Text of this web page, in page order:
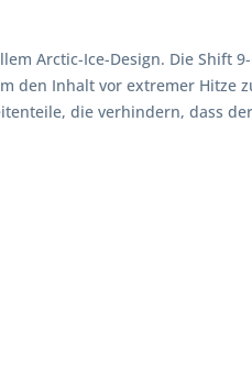
Arctic-Ice-Design. Die Shift
den Inhalt vor extremer Hitze
die verhindern, dass